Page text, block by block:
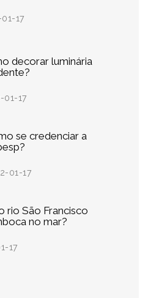
17
decorar luminária
01-17
se credenciar a
01-17
rio São Francisco
no mar?
17